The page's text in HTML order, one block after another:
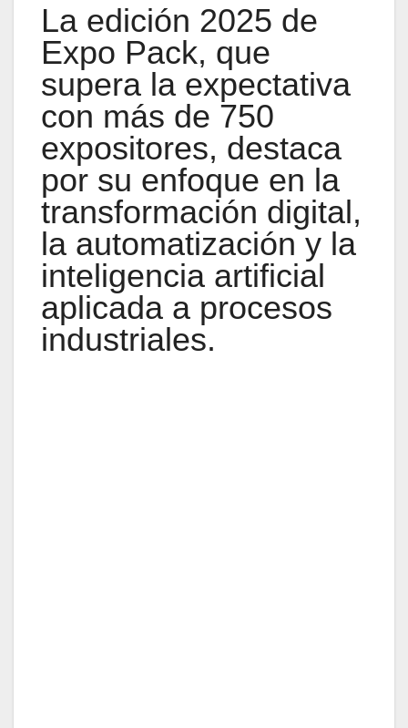
La edición 2025 de
Expo Pack, que
supera la expectativa
con más de 750
expositores, destaca
por su enfoque en la
transformación digital,
la automatización y la
inteligencia artificial
aplicada a procesos
industriales.